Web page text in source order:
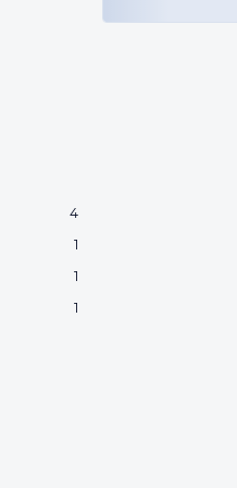
4
1
1
1